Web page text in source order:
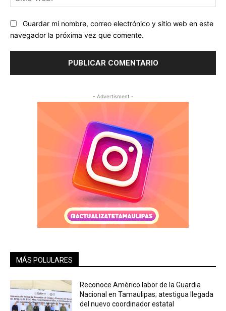
Guardar mi nombre, correo electrónico y sitio web en este
navegador la próxima vez que comente.
- Advertisment -
MÁS POLULARES
Reconoce Américo labor de la Guardia
Nacional en Tamaulipas; atestigua llegada
del nuevo coordinador estatal